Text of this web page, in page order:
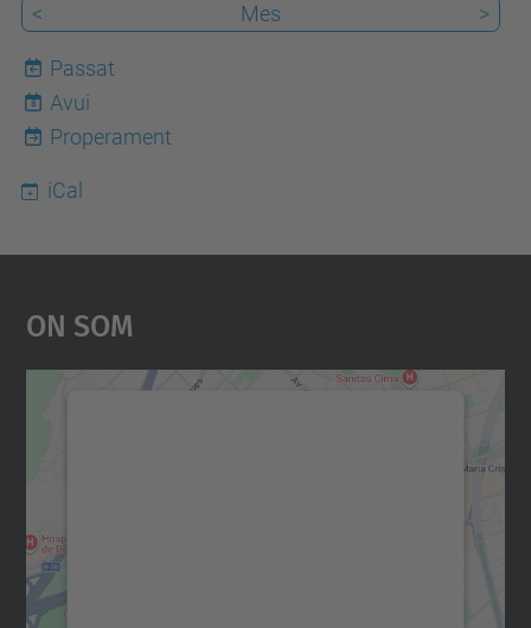
<
Mes >
Passat
8
Avui
Properament
iCal
On Som